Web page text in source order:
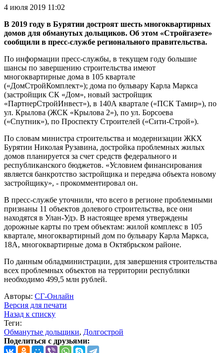
4 июля 2019 11:02
В 2019 году в Бурятии достроят шесть многоквартирных
домов для обманутых дольщиков. Об этом «Стройгазете»
сообщили в пресс-службе регионального правительства.
По информации пресс-службы, в текущем году большие
шансы по завершению строительства имеют
многоквартирные дома в 105 квартале
(«ДомСтройКомплект»); дома по бульвару Карла Маркса
(застройщик СК «Дом», новый застройщик
«ПартнерСтройИнвест»), в 140А квартале («ПСК Тамир»), по
ул. Крылова (ЖСК «Крылова 2»), по ул. Борсоева
(«Спутник»), по Проспекту Строителей («Сити-Строй»).
По словам министра строительства и модернизации ЖКХ
Бурятии Николая Рузавина, достройка проблемных жилых
домов планируется за счет средств федерального и
республиканского бюджетов. «Условием финансирования
является банкротство застройщика и передача объекта новому
застройщику», - прокомментировал он.
В пресс-службе уточнили, что всего в регионе проблемными
признаны 11 объектов долевого строительства, все они
находятся в Улан-Удэ. В настоящее время утверждены
дорожные карты по трем объектам: жилой комплекс в 105
квартале, многоквартирный дом по бульвару Карла Маркса,
18А, многоквартирные дома в Октябрьском районе.
По данным обладминистрации, для завершения строительства
всех проблемных объектов на территории республики
необходимо 499,5 млн рублей.
Авторы: СГ-Онлайн
Версия для печати
Назад к списку
Теги:
Обманутые дольщики, Долгострой
Поделиться с друзьями: